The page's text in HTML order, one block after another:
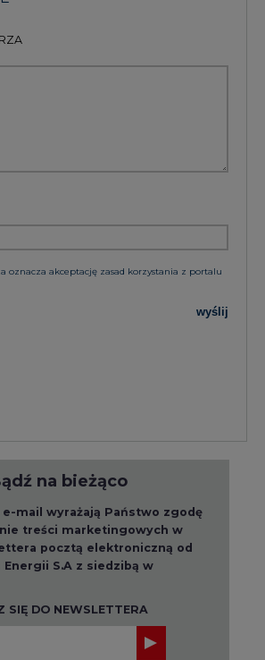
oznacza akceptację zasad korzystania z portalu
wyślij
na bieżąco
e-mail wyrażają Państwo zgodę
treści marketingowych w
pocztą elektroniczną od
S.A z siedzibą w
SIĘ DO NEWSLETTERA